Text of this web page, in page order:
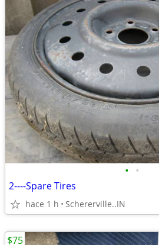
• •
2----Spare Tires
hace 1 h Schererville..IN
$75